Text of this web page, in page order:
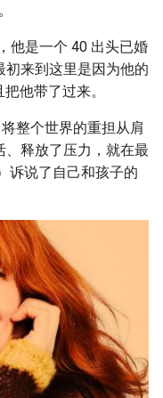
他是一个 40 出头已婚
来到这里是因为他的
他带了过来。
整个世界的重担从肩
、释放了压力，就在最
诉说了自己和孩子的